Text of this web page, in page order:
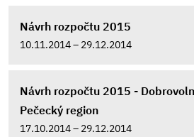
Návrh rozpočtu 2015
10.11.2014 – 29.12.2014
Návrh rozpočtu 2015 -
Pečecký region
17.10.2014 – 29.12.2014